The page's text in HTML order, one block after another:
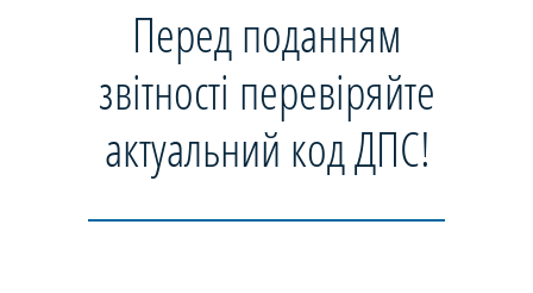
Перед поданням
звітності перевіряйте
актуальний код ДПС!